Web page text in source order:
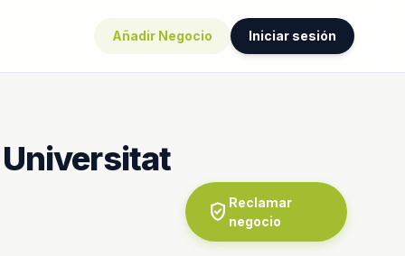
Añadir Negocio Iniciar sesión
verified_user Reclamar
negocio